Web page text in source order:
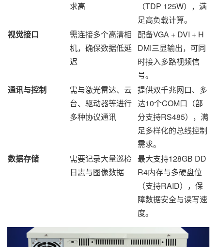
求高
（TDP 125W），满
足高负载计算。
视觉接口
需连接多个高清相
机，确保数据低延
迟
配备VGA + DVI + H
DMI三显输出，可同
时接入多路视频信
号。
通讯与控制
需与激光雷达、云
台、驱动器等进行
多种协议通讯
提供双千兆网口、多
达10个COM口（部
分支持RS485），满
足多样化的总线控制
需求。
数据存储
需要记录大量巡检
日志与图像数据
最大支持128GB DD
R4内存与多硬盘位
（支持RAID），保
障数据安全与读写速
度。